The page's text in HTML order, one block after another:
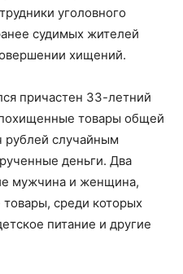
уголовного
судимых жителей
хищений.
причастен 33-летний
товары общей
рублей случайным
деньги. Два
мужчина и женщина,
среди которых
питание и другие